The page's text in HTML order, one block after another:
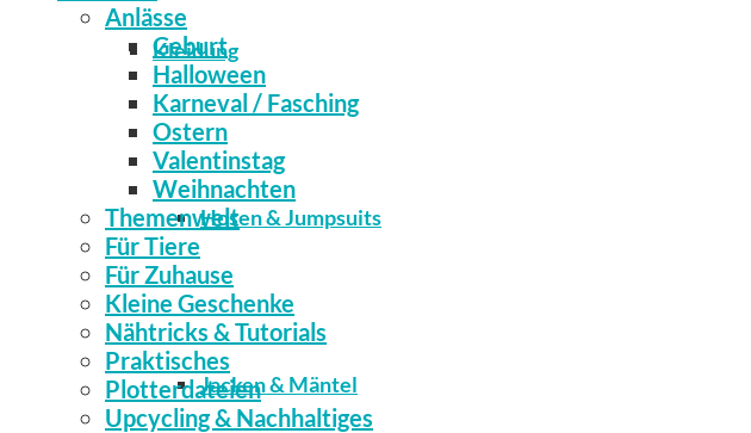
Kleidung
Hosen & Jumpsuits
Jacken & Mäntel
Anlässe
Geburt
Halloween
Karneval / Fasching
Ostern
Valentinstag
Weihnachten
Themenwelt
Für Tiere
Für Zuhause
Kleine Geschenke
Nähtricks & Tutorials
Praktisches
Plotterdateien
Upcycling & Nachhaltiges